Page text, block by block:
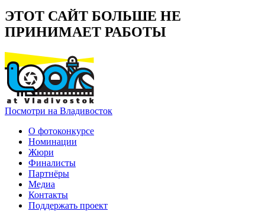
ЭТОТ САЙТ БОЛЬШЕ НЕ
ПРИНИМАЕТ РАБОТЫ
Посмотри на Владивосток
О фотоконкурсе
Номинации
Жюри
Финалисты
Партнёры
Медиа
Контакты
Поддержать проект